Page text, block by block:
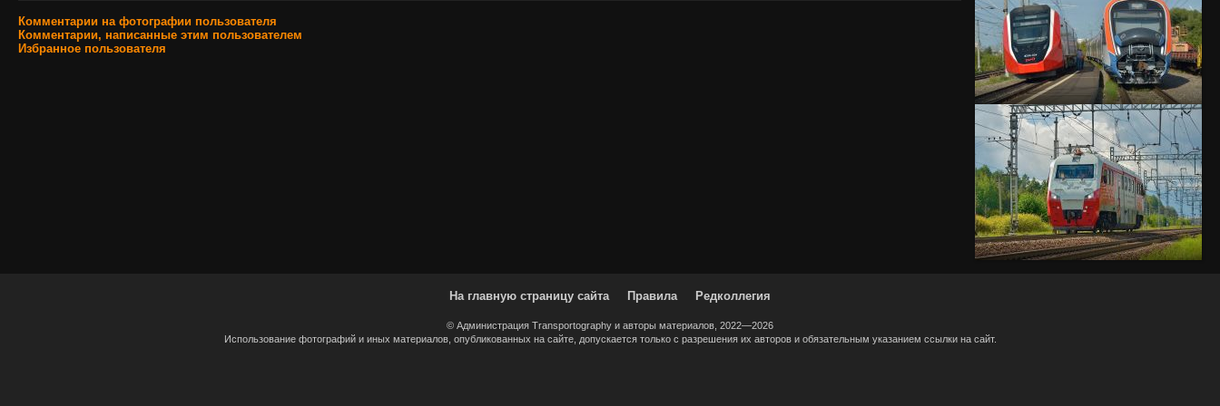
Комментарии на фотографии пользователя
Комментарии, написанные этим пользователем
Избранное пользователя
На главную страницу сайта Правила Редколлегия
© Администрация Transportography и авторы материалов, 2022—2026
Использование фотографий и иных материалов, опубликованных на сайте, допускается только с разрешения их авторов и обязательным указанием ссылки на сайт.